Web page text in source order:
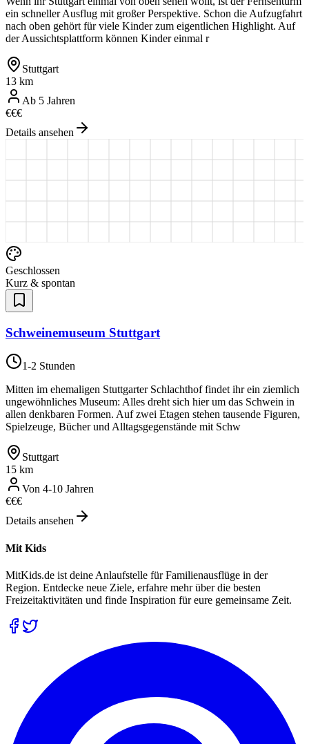
ein schneller Ausflug mit großer Perspektive. Schon die Aufzugfahrt
nach oben gehört für viele Kinder zum eigentlichen Highlight. Auf
der Aussichtsplattform können Kinder einmal r
Stuttgart
13 km
Ab 5 Jahren
€€€
Details ansehen
Geschlossen
Kurz & spontan
Schweinemuseum Stuttgart
1-2 Stunden
Mitten im ehemaligen Stuttgarter Schlachthof findet ihr ein ziemlich
ungewöhnliches Museum: Alles dreht sich hier um das Schwein in
allen denkbaren Formen. Auf zwei Etagen stehen tausende Figuren,
Spielzeuge, Bücher und Alltagsgegenstände mit Schw
Stuttgart
15 km
Von 4-10 Jahren
€€€
Details ansehen
Mit Kids
MitKids.de ist deine Anlaufstelle für Familienausflüge in der
Region. Entdecke neue Ziele, erfahre mehr über die besten
Freizeitaktivitäten und finde Inspiration für eure gemeinsame Zeit.